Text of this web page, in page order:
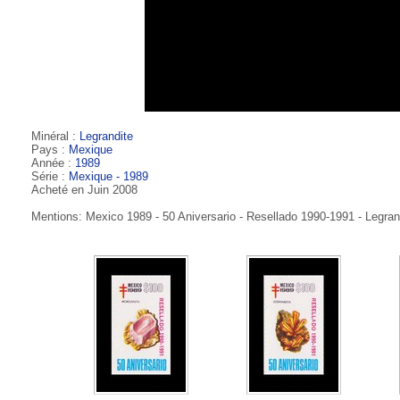
Minéral :
Legrandite
Pays : Mexique
Année : 1989
Série : Mexique - 1989
Acheté en Juin 2008
Mentions: Mexico 1989 - 50 Aniversario - Resellado 1990-1991 -